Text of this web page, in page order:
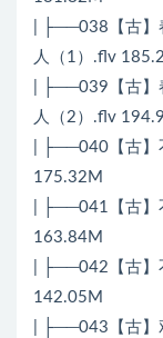
| ├──038【古
人（1）.flv
| ├──039【古
人（2）.flv
| ├──040【古
175.32M
| ├──041【古
163.84M
| ├──042【古
142.05M
| ├──043【古